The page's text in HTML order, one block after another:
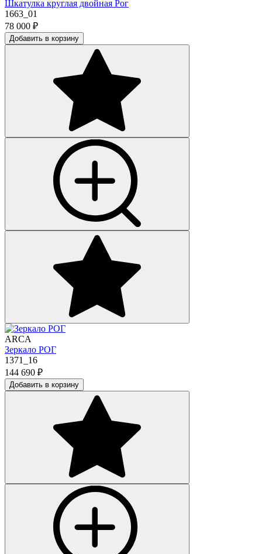
Шкатулка круглая двойная Рог
1663_01
78 000 ₽
Добавить в корзину
ARCA
Зеркало РОГ
1371_16
144 690 ₽
Добавить в корзину